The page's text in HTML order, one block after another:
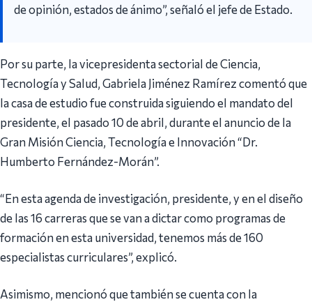
de opinión, estados de ánimo”, señaló el jefe de Estado.
Por su parte, la vicepresidenta sectorial de Ciencia,
Tecnología y Salud, Gabriela Jiménez Ramírez comentó que
la casa de estudio fue construida siguiendo el mandato del
presidente, el pasado 10 de abril, durante el anuncio de la
Gran Misión Ciencia, Tecnología e Innovación “Dr.
Humberto Fernández-Morán”.
“En esta agenda de investigación, presidente, y en el diseño
de las 16 carreras que se van a dictar como programas de
formación en esta universidad, tenemos más de 160
especialistas curriculares”, explicó.
Asimismo, mencionó que también se cuenta con la